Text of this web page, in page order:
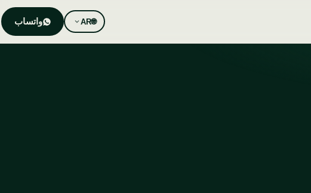
🌐
AR واتساب